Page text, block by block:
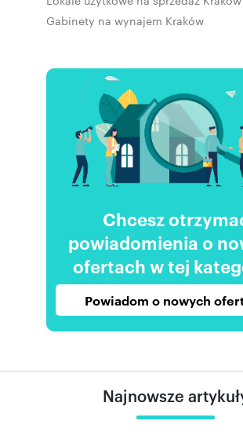
Gabinety na wynajem Kraków
Chcesz
powiadomienia o
ofertach w tej
Powiadom o nowych
Najnowsze